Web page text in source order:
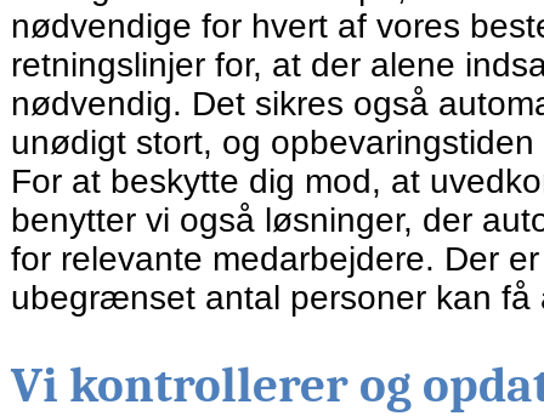
nødvendige for hvert af vores
retningslinjer for, at der alene
nødvendig. Det sikres også
unødigt stort, og
For at beskytte dig mod, at
benytter vi også løsninger, der
for relevante medarbejdere. Der
ubegrænset antal personer kan få
Vi kontrollerer og